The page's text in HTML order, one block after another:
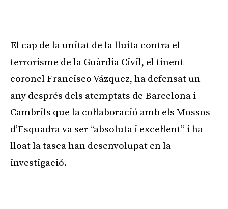
El cap de la unitat de la lluita contra el
terrorisme de la Guàrdia Civil, el tinent
coronel Francisco Vázquez, ha defensat un
any després dels atemptats de Barcelona i
Cambrils que la col·laboració amb els Mossos
d’Esquadra va ser “absoluta i excel·lent” i ha
lloat la tasca han desenvolupat en la
investigació.